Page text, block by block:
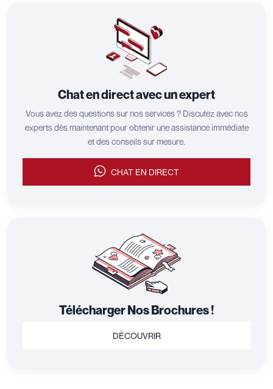
Chat en direct avec un expert
Vous avez des questions sur nos services ? Discutez avec nos
experts dès maintenant pour obtenir une assistance immédiate
et des conseils sur mesure.
CHAT EN DIRECT
Télécharger Nos Brochures !
DÉCOUVRIR